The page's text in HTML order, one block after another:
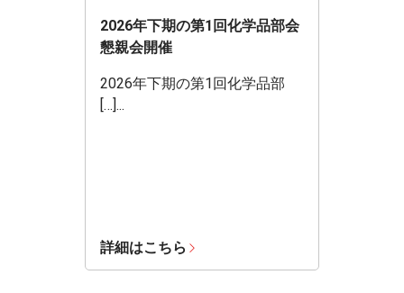
2026年下期の第1回化学品部会
懇親会開催
2026年下期の第1回化学品部
[…]...
詳細はこちら